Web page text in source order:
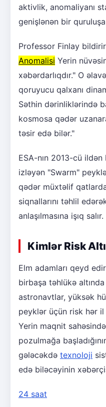
aktivlik, anomaliyanı
genişlənən bir
Professor Finlay
Anomalisi Yerin
xəbərdarlıqdır." O
qoruyucu qalxanı
Səthin dərinliklərində
kosmosa qədər
təsir edə bilər."
ESA-nın 2013-cü
izləyən "Swarm"
qədər müxtəlif
siqnallarını təhlil
anlaşılmasına işıq salır.
Kimlər Risk
Elm adamları qeyd
birbaşa təhlükə
astronavtlar, yüksək
peyklər üçün risk hər
Yerin maqnit
pozulmağa
gələcəkdə texnoloji
edə biləcəyinin
24 saat